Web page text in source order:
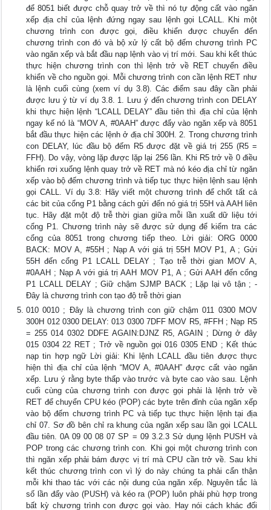
để 8051 biết được chỗ quay trở về thì nó tự động cất vào ngăn
xếp địa chỉ của lệnh đứng ngay sau lệnh gọi LCALL. Khi một
chương trình con được gọi, điều khiển được chuyển đến
chương trình con đó và bộ xử lý cất bộ đếm chương trình PC
vào ngăn xếp và bắt đầu nạp lệnh vào vị trí mới. Sau khi kết thúc
thực hiện chương trình con thì lệnh trở về RET chuyển điều
khiển về cho nguồn gọi. Mỗi chương trình con cần lệnh RET như
là lệnh cuối cùng (xem ví dụ 3.8). Các điểm sau đây cần phải
được lưu ý từ ví dụ 3.8. 1. Lưu ý đến chương trình con DELAY
khi thực hiện lệnh “LCALL DELAY” đầu tiên thì địa chỉ của lệnh
ngay kế nó là “MOV A, #0AAH” được đẩy vào ngăn xếp và 8051
bắt đầu thực hiện các lệnh ở địa chỉ 300H. 2. Trong chương trình
con DELAY, lúc đầu bộ đếm R5 được đặt về giá trị 255 (R5 =
FFH). Do vậy, vòng lặp được lặp lại 256 lần. Khi R5 trở về 0 điều
khiển rơi xuống lệnh quay trở về RET mà nó kéo địa chỉ từ ngăn
xếp vào bộ đếm chương trình và tiếp tục thực hiện lệnh sau lệnh
gọi CALL. Ví dụ 3.8: Hãy viết một chương trình để chốt tất cả
các bit của cổng P1 bằng cách gửi đến nó giá trị 55H và AAH liên
tục. Hãy đặt một độ trễ thời gian giữa mỗi lần xuất dữ liệu tới
cổng P1. Chương trình này sẽ được sử dụng để kiểm tra các
cổng của 8051 trong chương tiếp theo. Lời giải: ORG 0000
BACK: MOV A, #55H ; Nạp A với giá trị 55H MOV P1, A ; Gửi
55H đến cổng P1 LCALL DELAY ; Tạo trễ thời gian MOV A,
#0AAH ; Nạp A với giá trị AAH MOV P1, A ; Gửi AAH đến cổng
P1 LCALL DELAY ; Giữ chậm SJMP BACK ; Lặp lại vô tận ; -
Đây là chương trình con tạo độ trễ thời gian
010 0010 ; Đây là chương trình con giữ chậm 011 0300 MOV
300H 012 0300 DELAY: 013 0300 7DFF MOV R5, #FFH ; Nạp R5
= 255 014 0302 DDFE AGAIN:DJNZ R5, AGAIN ; Dừng ở đây
015 0304 22 RET ; Trở về nguồn gọi 016 0305 END ; Kết thúc
nạp tin hợp ngữ Lời giải: Khi lệnh LCALL đầu tiên được thực
hiện thì địa chỉ của lệnh “MOV A, #0AAH” được cất vào ngăn
xếp. Lưu ý rằng byte thấp vào trước và byte cao vào sau. Lệnh
cuối cùng của chương trình con được gọi phải là lệnh trở về
RET để chuyển CPU kéo (POP) các byte trên đỉnh của ngăn xếp
vào bộ đếm chương trình PC và tiếp tục thực hiện lệnh tại địa
chỉ 07. Sơ đồ bên chỉ ra khung của ngăn xếp sau lần gọi LCALL
đầu tiên. 0A 09 00 08 07 SP = 09 3.2.3 Sử dụng lệnh PUSH và
POP trong các chương trình con. Khi gọi một chương trình con
thì ngăn xếp phải bám được vị trí mà CPU cần trở về. Sau khi
kết thúc chương trình con vì lý do này chúng ta phải cẩn thận
mỗi khi thao tác với các nội dung của ngăn xếp. Nguyên tắc là
số lần đẩy vào (PUSH) và kéo ra (POP) luôn phải phù hợp trong
bất kỳ chương trình con được gọi vào. Hay nói cách khác đối